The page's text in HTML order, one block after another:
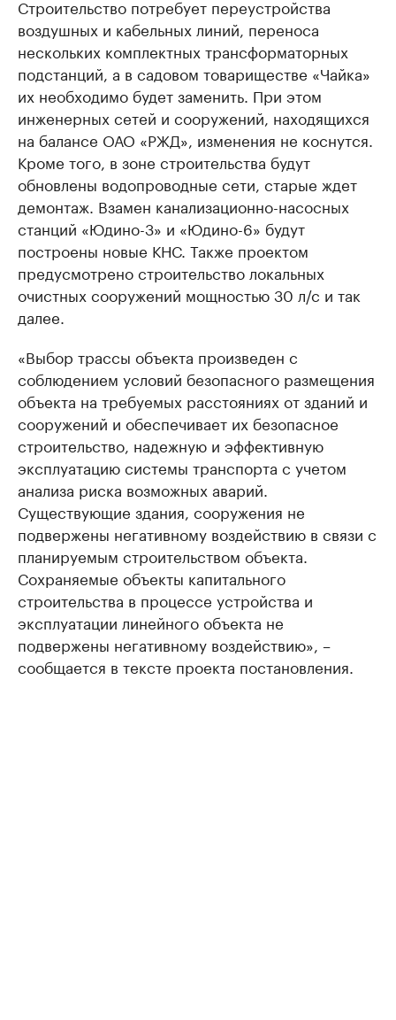
Строительство потребует переустройства
воздушных и кабельных линий, переноса
нескольких комплектных трансформаторных
подстанций, а в садовом товариществе «Чайка»
их необходимо будет заменить. При этом
инженерных сетей и сооружений, находящихся
на балансе ОАО «РЖД», изменения не коснутся.
Кроме того, в зоне строительства будут
обновлены водопроводные сети, старые ждет
демонтаж. Взамен канализационно-насосных
станций «Юдино-3» и «Юдино-6» будут
построены новые КНС. Также проектом
предусмотрено строительство локальных
очистных сооружений мощностью 30 л/с и так
далее.
«Выбор трассы объекта произведен с
соблюдением условий безопасного размещения
объекта на требуемых расстояниях от зданий и
сооружений и обеспечивает их безопасное
строительство, надежную и эффективную
эксплуатацию системы транспорта с учетом
анализа риска возможных аварий.
Существующие здания, сооружения не
подвержены негативному воздействию в связи с
планируемым строительством объекта.
Сохраняемые объекты капитального
строительства в процессе устройства и
эксплуатации линейного объекта не
подвержены негативному воздействию», –
сообщается в тексте проекта постановления.